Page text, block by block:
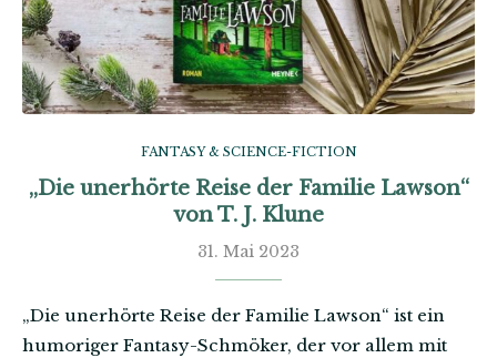
FANTASY & SCIENCE-FICTION
„Die unerhörte Reise der Familie Lawson“
von T. J. Klune
31. Mai 2023
„Die unerhörte Reise der Familie Lawson“ ist ein
humoriger Fantasy-Schmöker, der vor allem mit